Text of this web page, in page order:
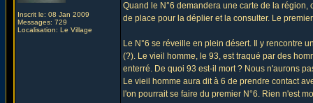
Inscrit le: 08 Jan 2009
Messages: 729
Localisation: Le Village
Quand le N°6 demandera une carte de la
de place pour la déplier et la consulter. Le
Le N°6 se réveille en plein désert. Il y rencontre
(?). Le vieil homme, le 93, est traqué par des
enterré. De quoi 93 est-il mort ? Nous n'aurons
Le vieil homme aura dit à 6 de prendre contact
l'on pourrait se faire du premier N°6. Rien n'est